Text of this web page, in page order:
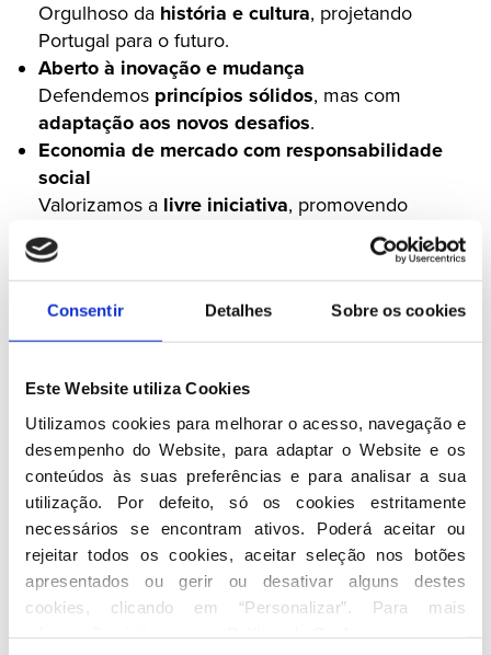
Consentir Detalhes Sobre os cookies
Este Website utiliza Cookies
Utilizamos cookies para melhorar o acesso, navegação e
desempenho do Website, para adaptar o Website e os
conteúdos às suas preferências e para analisar a sua
utilização. Por defeito, só os cookies estritamente
necessários se encontram ativos. Poderá aceitar ou
rejeitar todos os cookies, aceitar seleção nos botões
apresentados ou gerir ou desativar alguns destes
cookies, clicando em “Personalizar”. Para mais
Orgulhoso da história e cultura, projetando
Portugal para o futuro.
Aberto à inovação e mudança
Defendemos princípios sólidos, mas com
adaptação aos novos desafios.
Economia de mercado com responsabilidade
social
Valorizamos a livre iniciativa, promovendo
crescimento e competitividade
Diálogo e moderação
Uma sociedadeplural, sem preconceitos nem
xenofobia.
Compromisso europeu e laços lusófonos
nacionale reforçando relações com países de
língua portuguesa.
Humanismo acima de tudo
Liberdade, igualdade e solidariedadecomo
princípios estruturantes.
Respeito pelas crenças e valores do povo
português
Não confessional, masinspirado no humanismo
cristão
Inclusão e cooperação entre classes sociais